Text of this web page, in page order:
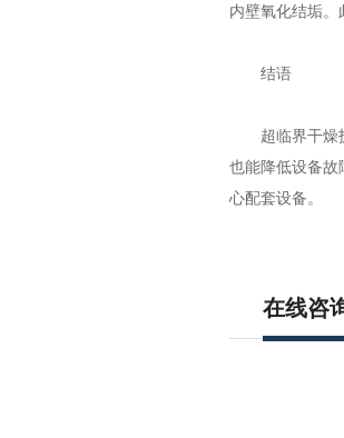
内壁氧化结垢
结语
超临界干燥技
也能降低设备故
心配套设备。
在线咨